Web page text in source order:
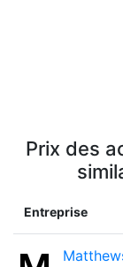
Prix des
Entreprise